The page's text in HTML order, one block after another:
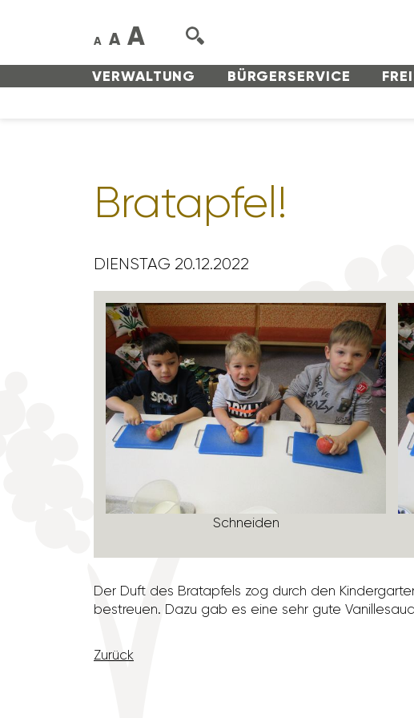
VERWAL­TUNG BÜRGER­SERVICE
A A A
Brat­apfel!
DIENSTAG 20.12.2022
Schneiden
Der Duft des Brat­ap­fels zog durch den
bestreuen. Dazu gab es eine sehr gute
Zurück